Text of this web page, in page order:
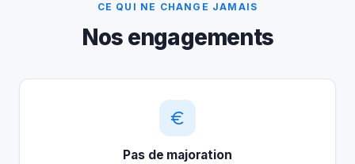
CE QUI NE CHANGE JAMAIS
Nos engagements
Pas de majoration